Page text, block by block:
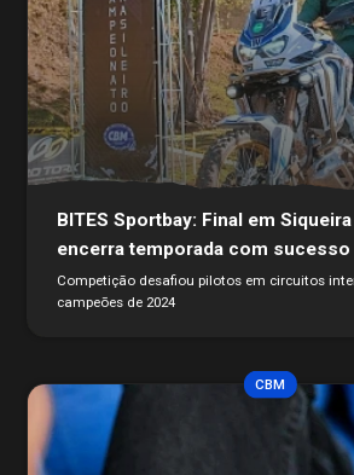
BITES Sportbay: Final em
encerra temporada com sucesso
Competição desafiou pilotos em circuitos
campeões de 2024
CBM